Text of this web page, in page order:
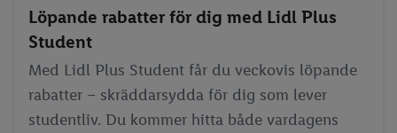
Löpande rabatter för dig med Lidl Plus
Student
Med Lidl Plus Student får du veckovis löpande
rabatter – skräddarsydda för dig som lever
studentliv. Du kommer hitta både vardagens